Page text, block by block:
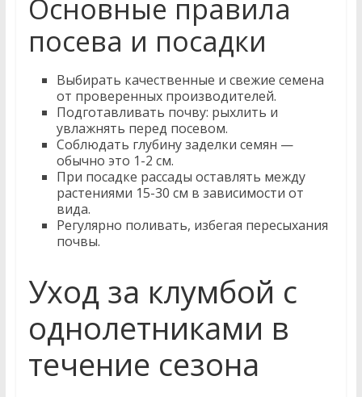
Основные правила
посева и посадки
Выбирать качественные и свежие семена
от проверенных производителей.
Подготавливать почву: рыхлить и
увлажнять перед посевом.
Соблюдать глубину заделки семян —
обычно это 1-2 см.
При посадке рассады оставлять между
растениями 15-30 см в зависимости от
вида.
Регулярно поливать, избегая пересыхания
почвы.
Уход за клумбой с
однолетниками в
течение сезона